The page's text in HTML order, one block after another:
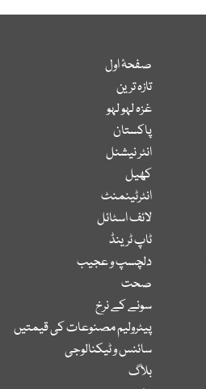
صفحۂ اول
تازہ ترین
غزہ لہو لہو
پاکستان
انٹر نیشنل
کھیل
انٹرٹینمنٹ
لائف اسٹائل
ٹاپ ٹرینڈ
دلچسپ و عجیب
صحت
سونے کے نرخ
پیٹرولیم مصنوعات کی قیمتیں
سائنس و ٹیکنالوجی
بلاگ